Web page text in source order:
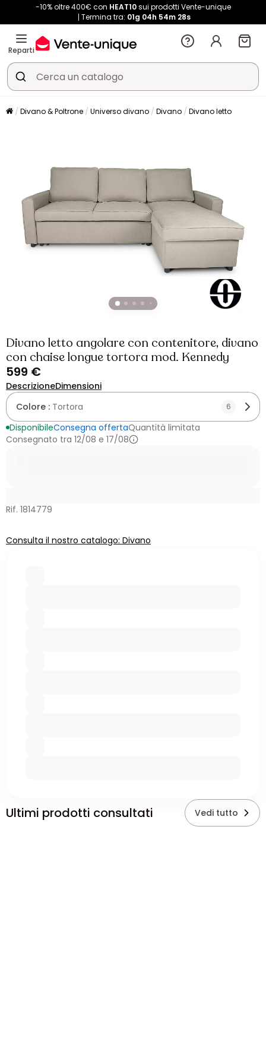
-10% oltre 400€ con HEAT10sui prodotti Vente-unique
Termina tra: 01g 04h 54m 28s
Reparti
Divano & Poltrone Universo divano Divano Divano letto
Divano letto angolare con contenitore, divano
con chaise longue tortora mod. Kennedy
599 €
DescrizioneDimensioni
Colore : Tortora 6
DisponibileConsegna offertaQuantità limitata
Consegnato tra 12/08 e 17/08
Rif. 1814779
Consulta il nostro catalogo: Divano
Ultimi prodotti consultati Vedi tutto